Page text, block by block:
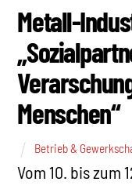
Metall-
Menschen“
Betrieb &
Vom 10. bis zum